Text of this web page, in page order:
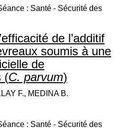
: Santé - Sécurité des
de l’additif
soumis à une
de
(C. parvum)
F., MEDINA B.
: Santé - Sécurité des